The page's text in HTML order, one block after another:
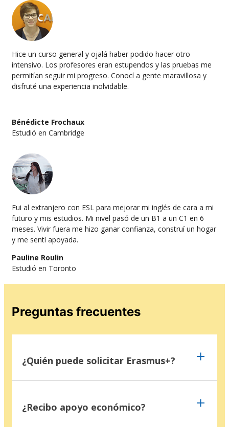
Hice un curso general y ojalá haber podido hacer otro
intensivo. Los profesores eran estupendos y las pruebas me
permitían seguir mi progreso. Conocí a gente maravillosa y
disfruté una experiencia inolvidable.
Bénédicte Frochaux
Estudió en Cambridge
Fui al extranjero con ESL para mejorar mi inglés de cara a mi
futuro y mis estudios. Mi nivel pasó de un B1 a un C1 en 6
meses. Vivir fuera me hizo ganar confianza, construí un hogar
y me sentí apoyada.
Pauline Roulin
Estudió en Toronto
Preguntas frecuentes
¿Quién puede solicitar Erasmus+?
cualquier joven profesional de uno de los
países europeos pueden ser elegibles para
¿Recibo apoyo económico?